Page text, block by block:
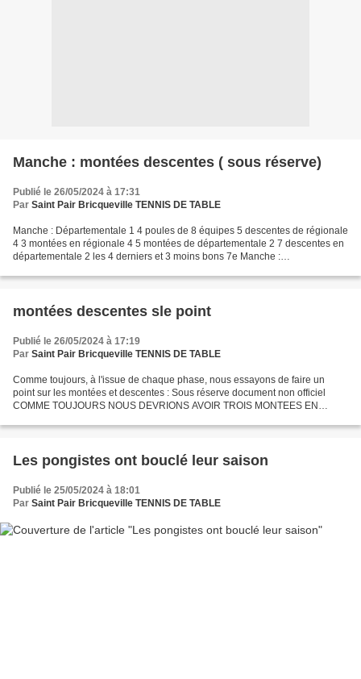
Manche : montées descentes ( sous réserve)
Publié le 26/05/2024 à 17:31
Par Saint Pair Bricqueville TENNIS DE TABLE
Manche : Départementale 1 4 poules de 8 équipes 5 descentes de régionale
4 3 montées en régionale 4 5 montées de départementale 2 7 descentes en
départementale 2 les 4 derniers et 3 moins bons 7e Manche :
montées descentes sle point
Publié le 26/05/2024 à 17:19
Par Saint Pair Bricqueville TENNIS DE TABLE
Comme toujours, à l'issue de chaque phase, nous essayons de faire un
point sur les montées et descentes : Sous réserve document non officiel
COMME TOUJOURS NOUS DEVRIONS AVOIR TROIS MONTEES EN
Les pongistes ont bouclé leur saison
Publié le 25/05/2024 à 18:01
Par Saint Pair Bricqueville TENNIS DE TABLE